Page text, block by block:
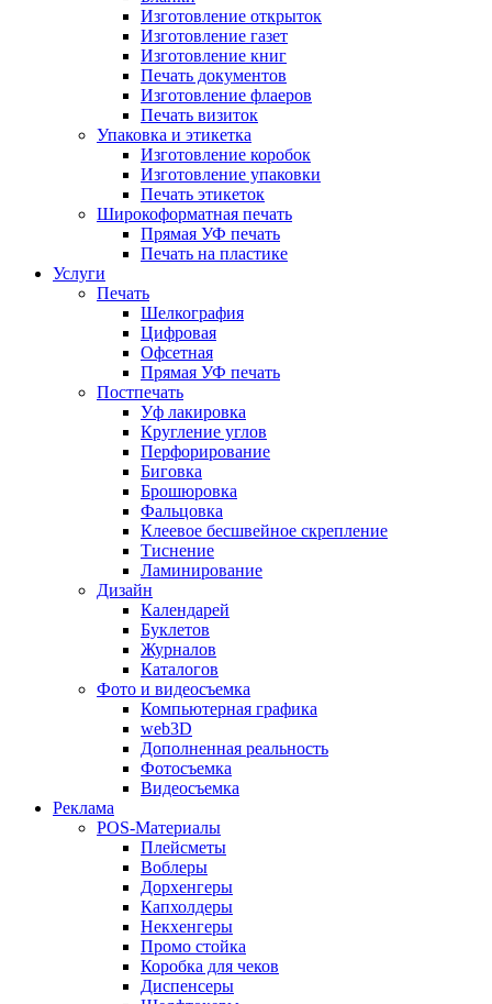
Изготовление открыток
Изготовление газет
Изготовление книг
Печать документов
Изготовление флаеров
Печать визиток
Упаковка и этикетка
Изготовление коробок
Изготовление упаковки
Печать этикеток
Широкоформатная печать
Прямая УФ печать
Печать на пластике
Услуги
Печать
Шелкография
Цифровая
Офсетная
Прямая УФ печать
Постпечать
Уф лакировка
Кругление углов
Перфорирование
Биговка
Брошюровка
Фальцовка
Клеевое бесшвейное скрепление
Тиснение
Ламинирование
Дизайн
Календарей
Буклетов
Журналов
Каталогов
Фото и видеосъемка
Компьютерная графика
web3D
Дополненная реальность
Фотосъемка
Видеосъемка
Реклама
POS-Материалы
Плейсметы
Воблеры
Дорхенгеры
Капхолдеры
Некхенгеры
Промо стойка
Коробка для чеков
Диспенсеры